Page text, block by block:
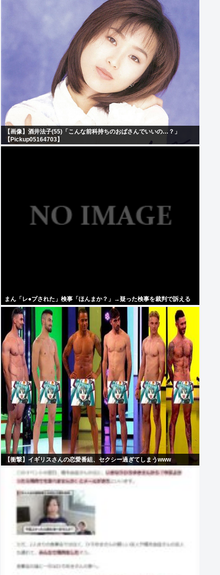
【画像】酒井法子(55)「こんな前科持ちのおばさんでいいの…？」
【Pickup05164703】
まん「レ●プされた」検事「ほんまか？」→疑った検事を裁判で訴える
【衝撃】イギリスさんの恋愛番組、セクシー過ぎてしまうwww